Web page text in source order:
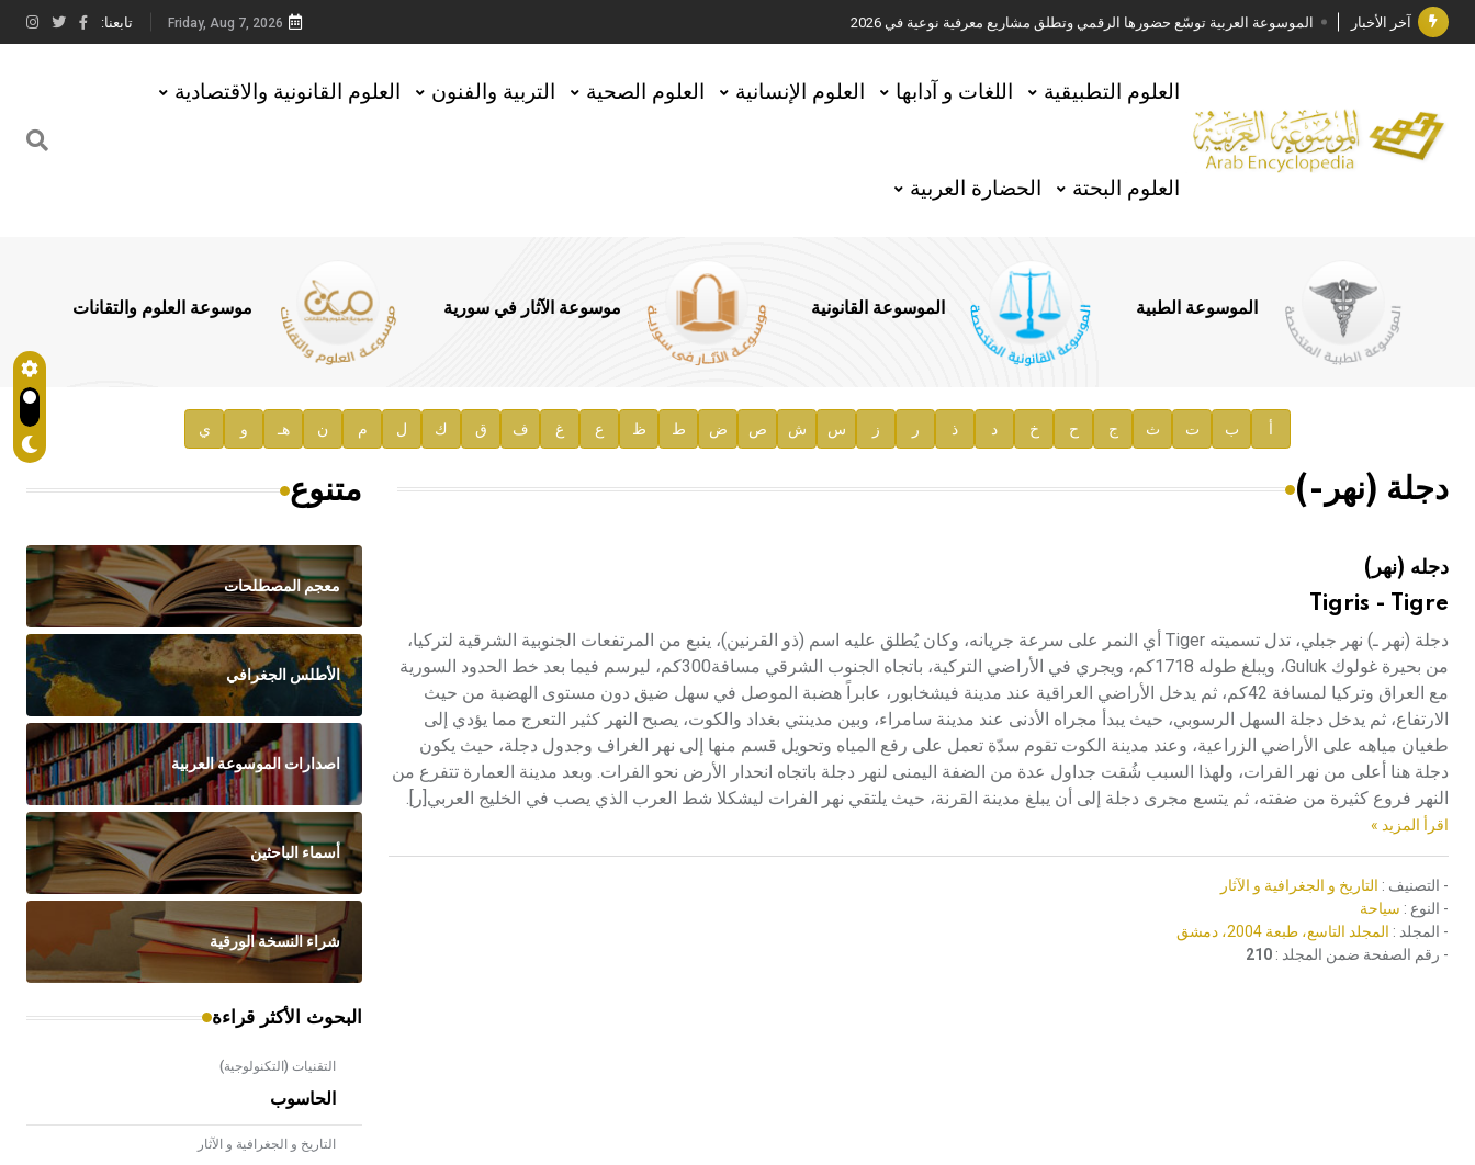
آخر الأخبار الموسوعة العربية توسّع حضورها الرقمي وتطلق مشاريع معرفية نوعية في 2026
جائزة مجمع الملك سلمان العالمي للغة العربية 2025
الأستاذ إياد خالد الطباع مدير عام لهيئة الموسوعة العربية
السيد محمد ياسين صالح وزيرا للثقافة
توصيات مجلس الإدارة
صدور المجلد السابع من موسوعة الآثار في سورية
إعلان..
هيئة الموسوعة العربية تطلق موسوعات جديدة في عام 2026
Friday, Aug 7, 2026 تابعنا:
العلوم التطبيقية اللغات و آدابها العلوم الإنسانية العلوم الصحية التربية والفنون العلوم القانونية والاقتصادية
العلوم البحتة الحضارة العربية
الموسوعة الطبية الموسوعة القانونية موسوعة الآثار في سورية موسوعة العلوم والتقانات
أ ب ت ث ج ح خ د ذ ر ز س ش ص ض ط ظ ع غ ف ق ك ل م ن هـ و ي
دجلة (نهر-)
دجله (نهر)
Tigris - Tigre
دجلة (نهر ـ) نهر جبلي، تدل تسميته Tiger أي النمر على سرعة جريانه، وكان يُطلق عليه اسم (ذو القرنين)، ينبع من المرتفعات الجنوبية الشرقية لتركيا،
من بحيرة غولوك Guluk، ويبلغ طوله 1718كم، ويجري في الأراضي التركية، باتجاه الجنوب الشرقي مسافة300كم، ليرسم فيما بعد خط الحدود السورية
مع العراق وتركيا لمسافة 42كم، ثم يدخل الأراضي العراقية عند مدينة فيشخابور، عابراً هضبة الموصل في سهل ضيق دون مستوى الهضبة من حيث
الارتفاع، ثم يدخل دجلة السهل الرسوبي، حيث يبدأ مجراه الأدنى عند مدينة سامراء، وبين مدينتي بغداد والكوت، يصبح النهر كثير التعرج مما يؤدي إلى
طغيان مياهه على الأراضي الزراعية، وعند مدينة الكوت تقوم سدّة تعمل على رفع المياه وتحويل قسم منها إلى نهر الغراف وجدول دجلة، حيث يكون
دجلة هنا أعلى من نهر الفرات، ولهذا السبب شُقت جداول عدة من الضفة اليمنى لنهر دجلة باتجاه انحدار الأرض نحو الفرات. وبعد مدينة العمارة تتفرع من
النهر فروع كثيرة من ضفته، ثم يتسع مجرى دجلة إلى أن يبلغ مدينة القرنة، حيث يلتقي نهر الفرات ليشكلا شط العرب الذي يصب في الخليج العربي[ر].
اقرأ المزيد »
- التصنيف : التاريخ و الجغرافية و الآثار
- النوع : سياحة
- المجلد : المجلد التاسع، طبعة 2004، دمشق
- رقم الصفحة ضمن المجلد : 210
متنوع
معجم المصطلحات
الأطلس الجغرافي
اصدارات الموسوعة العربية
أسماء الباحثين
شراء النسخة الورقية
البحوث الأكثر قراءة
التقنيات (التكنولوجية)
الحاسوب
التاريخ و الجغرافية و الآثار